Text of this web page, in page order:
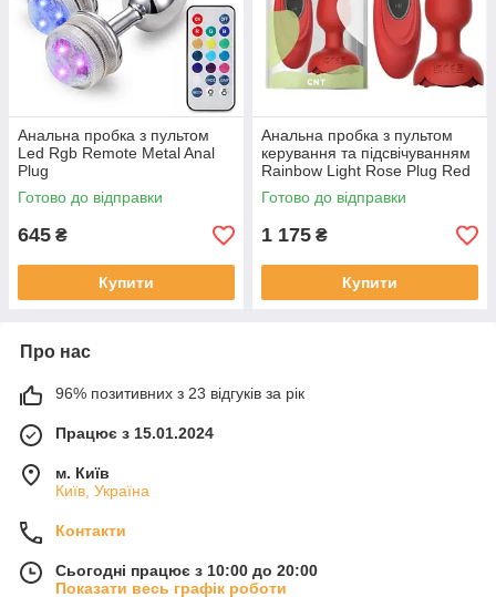
Анальна пробка з пультом
Led Rgb Remote Metal Anal
Plug
Готово до відправки
645 ₴
Купити
Анальна пробка з пультом
керування та підсвічуванням
Rainbow Light Rose Plug Red
Готово до відправки
1 175 ₴
Купити
Про нас
96% позитивних з 23 відгуків за рік
Працює з 15.01.2024
м. Київ
Київ, Україна
Контакти
Сьогодні працює з 10:00 до 20:00
Показати весь графік роботи